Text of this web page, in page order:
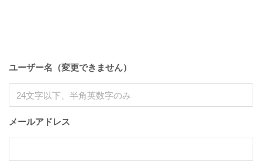
ユーザー名（変更できません）
メールアドレス